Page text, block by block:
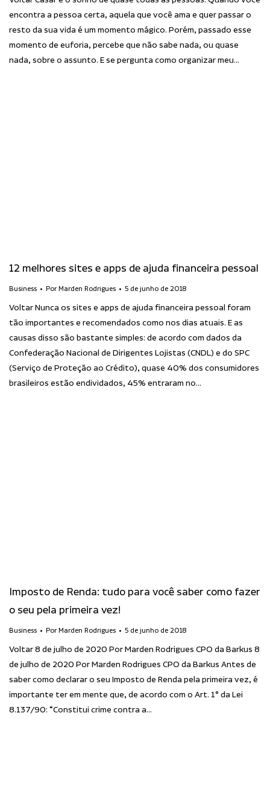
encontra a pessoa certa, aquela que você ama e quer passar o
resto da sua vida é um momento mágico. Porém, passado esse
momento de euforia, percebe que não sabe nada, ou quase
nada, sobre o assunto. E se pergunta como organizar meu…
12 melhores sites e apps de ajuda financeira pessoal
Business PorMarden Rodrigues 5 de junho de 2018
Voltar Nunca os sites e apps de ajuda financeira pessoal foram
tão importantes e recomendados como nos dias atuais. E as
causas disso são bastante simples: de acordo com dados da
Confederação Nacional de Dirigentes Lojistas (CNDL) e do SPC
(Serviço de Proteção ao Crédito), quase 40% dos consumidores
brasileiros estão endividados, 45% entraram no…
Imposto de Renda: tudo para você saber como fazer
o seu pela primeira vez!
Business PorMarden Rodrigues 5 de junho de 2018
Voltar 8 de julho de 2020 Por Marden Rodrigues CPO da Barkus 8
de julho de 2020 Por Marden Rodrigues CPO da Barkus Antes de
saber como declarar o seu Imposto de Renda pela primeira vez, é
importante ter em mente que, de acordo com o Art. 1° da Lei
8.137/90: “Constitui crime contra a…